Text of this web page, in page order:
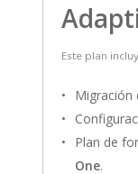
Este plan
Migración
Plan de
One.